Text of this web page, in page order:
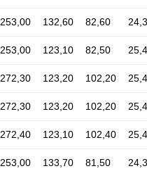
253,00 132,60 82,60
253,00 123,10 82,50
272,30 123,20 102,20
272,30 123,20 102,20
272,40 123,10 102,40
253,00 133,70 81,50